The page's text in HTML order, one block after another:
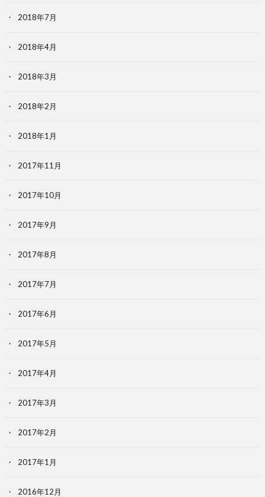
2018年7月
2018年4月
2018年3月
2018年2月
2018年1月
2017年11月
2017年10月
2017年9月
2017年8月
2017年7月
2017年6月
2017年5月
2017年4月
2017年3月
2017年2月
2017年1月
2016年12月